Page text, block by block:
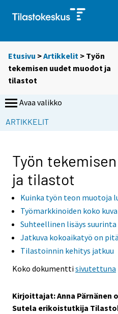
Etusivu >Artikkelit > Työn
tekemisen uudet muodot ja
tilastot
Avaa valikko
ARTIKKELIT
Työn
ja tilastot
Kuinka työn teon muotoja
Työmarkkinoiden koko kuva
Suhteellinen lisäys
Jatkuva kokoaikatyö on
Tilastoinnin kehitys jatkuu
Koko dokumenttisivutettuna
Kirjoittajat: Anna Pärnänen
Sutela erikoistutkija